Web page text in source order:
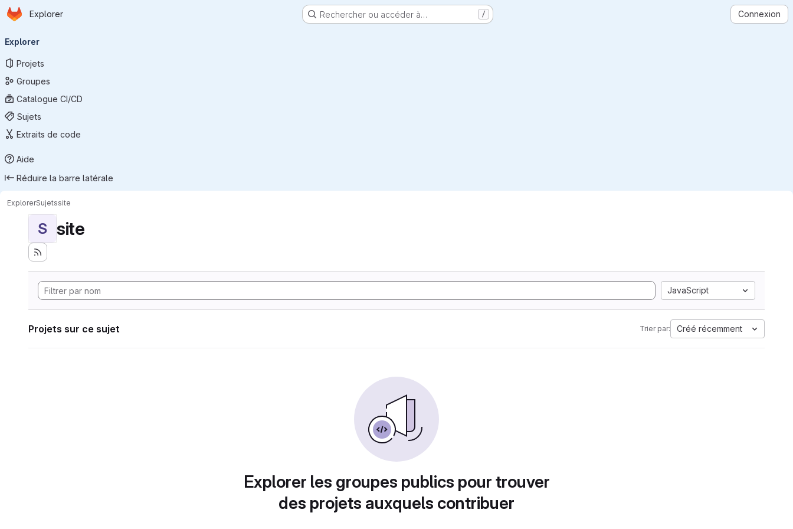
Passer au contenu principal
Page d'accueil
Explorer Rechercher ou accéder à… / Connexion
principale
Explorer
Projets
Groupes
Catalogue CI/CD
Sujets
Extraits de code
Aide
Réduire la barre latérale
ExplorerSujetssite
S site
JavaScript
Projets sur ce sujet Trier par: Créé récemment
Explorer les groupes publics pour trouver
des projets auxquels contribuer